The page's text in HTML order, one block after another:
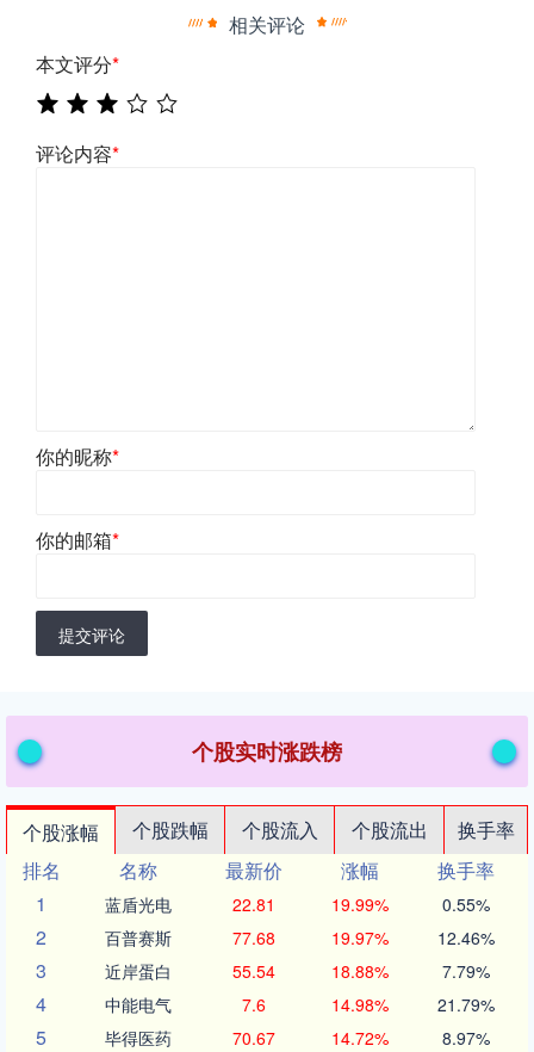
相关评论
本文评分*
评论内容*
你的昵称*
你的邮箱*
提交评论
个股实时涨跌榜
个股涨幅 个股跌幅 个股流入 个股流出
换手率
排名
名称 最新价 涨幅
换手率
1
蓝盾光电 22.81 19.99% 0.55%
2 百普赛斯 77.68 19.97% 12.46%
3 近岸蛋白 55.54 18.88% 7.79%
4 中能电气 7.6 14.98% 21.79%
5 毕得医药 70.67 14.72% 8.97%